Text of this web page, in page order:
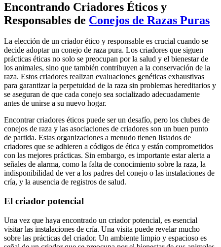
Encontrando Criadores Éticos y
Responsables de Conejos de Razas Puras
La elección de un criador ético y responsable es crucial cuando se
decide adoptar un conejo de raza pura. Los criadores que siguen
prácticas éticas no solo se preocupan por la salud y el bienestar de
los animales, sino que también contribuyen a la conservación de la
raza. Estos criadores realizan evaluaciones genéticas exhaustivas
para garantizar la perpetuidad de la raza sin problemas hereditarios y
se aseguran de que cada conejo sea socializado adecuadamente
antes de unirse a su nuevo hogar.
Encontrar criadores éticos puede ser un desafío, pero los clubes de
conejos de raza y las asociaciones de criadores son un buen punto
de partida. Estas organizaciones a menudo tienen listados de
criadores que se adhieren a códigos de ética y están comprometidos
con las mejores prácticas. Sin embargo, es importante estar alerta a
señales de alarma, como la falta de conocimiento sobre la raza, la
indisponibilidad de ver a los padres del conejo o las instalaciones de
cría, y la ausencia de registros de salud.
El criador potencial
Una vez que haya encontrado un criador potencial, es esencial
visitar las instalaciones de cría. Una visita puede revelar mucho
sobre las prácticas del criador. Un ambiente limpio y espacioso es